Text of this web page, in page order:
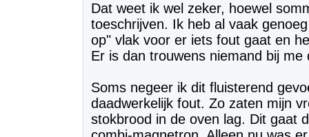
Dat weet ik wel zeker, hoewel
toeschrijven. Ik heb al vaak
op" vlak voor er iets fout gaat en
Er is dan trouwens niemand bij me
Soms negeer ik dit fluisterend
daadwerkelijk fout. Zo zaten mijn
stokbrood in de oven lag. Dit gaat